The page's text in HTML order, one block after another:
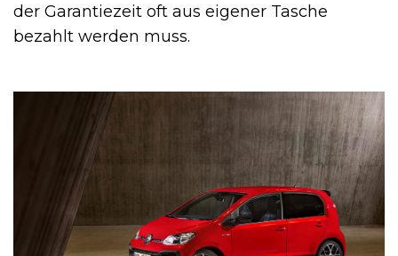
der Garantiezeit oft aus eigener Tasche
bezahlt werden muss.